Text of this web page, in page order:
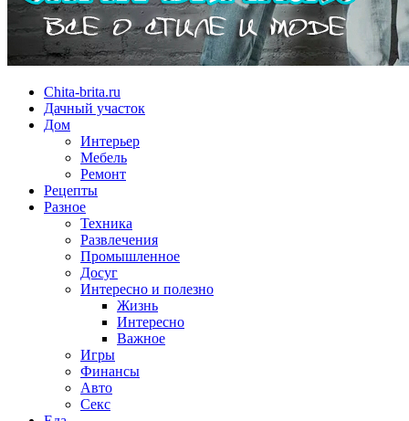
Chita-brita.ru
Дачный участок
Дом
Интерьер
Мебель
Ремонт
Рецепты
Разное
Техника
Развлечения
Промышленное
Досуг
Интересно и полезно
Жизнь
Интересно
Важное
Игры
Финансы
Авто
Секс